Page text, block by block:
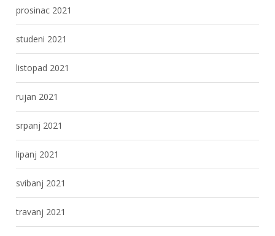
prosinac 2021
studeni 2021
listopad 2021
rujan 2021
srpanj 2021
lipanj 2021
svibanj 2021
travanj 2021